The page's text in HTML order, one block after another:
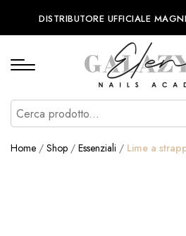
DISTRIBUTORE UFFICIALE
Home / Shop / Essenziali / Lime a